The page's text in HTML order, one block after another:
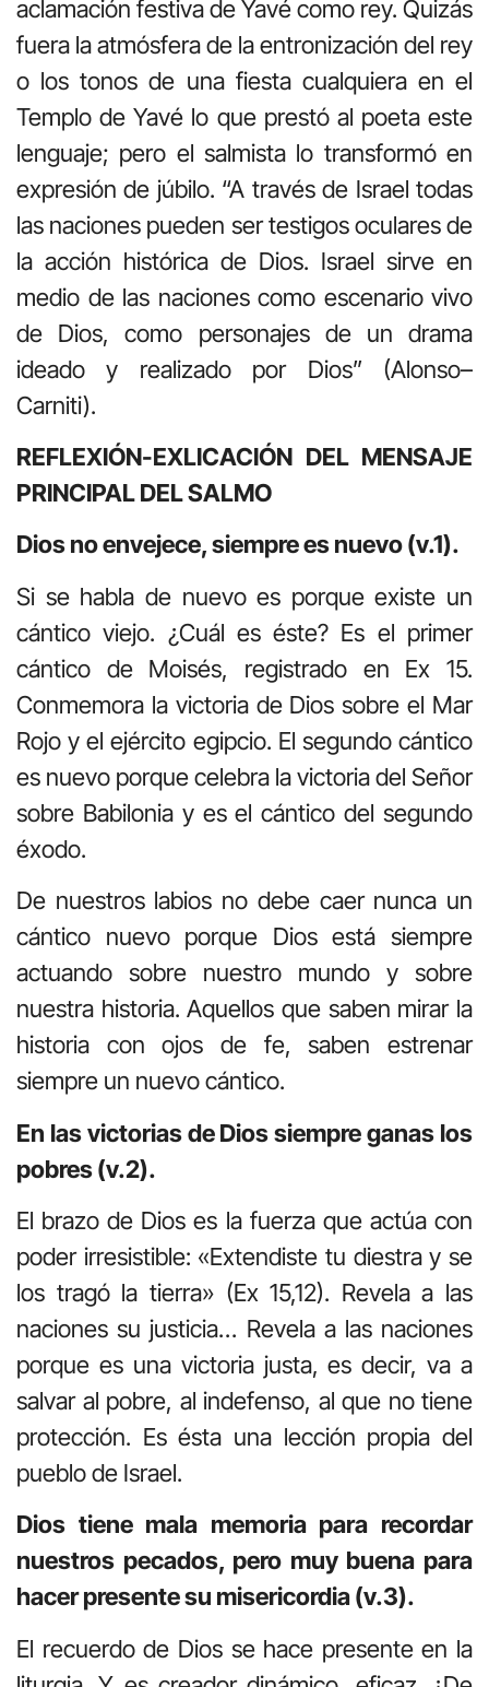
aclamación festiva de Yavé como rey. Quizás
fuera la atmósfera de la entronización del rey
o los tonos de una fiesta cualquiera en el
Templo de Yavé lo que prestó al poeta este
lenguaje; pero el salmista lo transformó en
expresión de júbilo. “A través de Israel todas
las naciones pueden ser testigos oculares de
la acción histórica de Dios. Israel sirve en
medio de las naciones como escenario vivo
de Dios, como personajes de un drama
ideado y realizado por Dios” (Alonso–
Carniti).
REFLEXIÓN-EXLICACIÓN DEL MENSAJE
PRINCIPAL DEL SALMO
Dios no envejece, siempre es nuevo (v.1).
Si se habla de nuevo es porque existe un
cántico viejo. ¿Cuál es éste? Es el primer
cántico de Moisés, registrado en Ex 15.
Conmemora la victoria de Dios sobre el Mar
Rojo y el ejército egipcio. El segundo cántico
es nuevo porque celebra la victoria del Señor
sobre Babilonia y es el cántico del segundo
éxodo.
De nuestros labios no debe caer nunca un
cántico nuevo porque Dios está siempre
actuando sobre nuestro mundo y sobre
nuestra historia. Aquellos que saben mirar la
historia con ojos de fe, saben estrenar
siempre un nuevo cántico.
En las victorias de Dios siempre ganas los
pobres (v.2).
El brazo de Dios es la fuerza que actúa con
poder irresistible: «Extendiste tu diestra y se
los tragó la tierra» (Ex 15,12). Revela a las
naciones su justicia… Revela a las naciones
porque es una victoria justa, es decir, va a
salvar al pobre, al indefenso, al que no tiene
protección. Es ésta una lección propia del
pueblo de Israel.
Dios tiene mala memoria para recordar
nuestros pecados, pero muy buena para
hacer presente su misericordia (v.3).
El recuerdo de Dios se hace presente en la